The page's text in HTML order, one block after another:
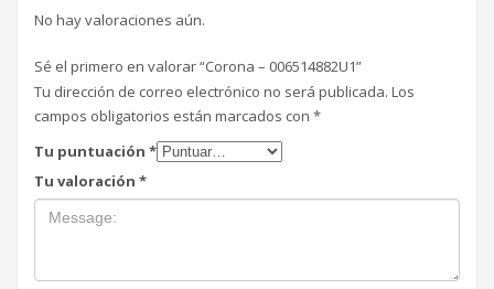
No hay valoraciones aún.
Sé el primero en valorar “Corona – 006514882U1”
Tu dirección de correo electrónico no será publicada. Los
campos obligatorios están marcados con *
Tu puntuación *
Tu valoración *